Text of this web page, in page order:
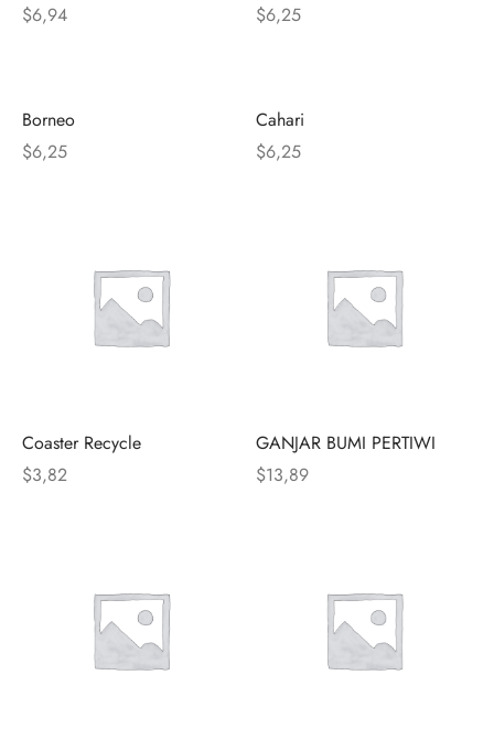
$6,94
$6,25
Borneo
$6,25
Cahari
$6,25
Coaster Recycle
$3,82
GANJAR BUMI PERTIWI
$13,89